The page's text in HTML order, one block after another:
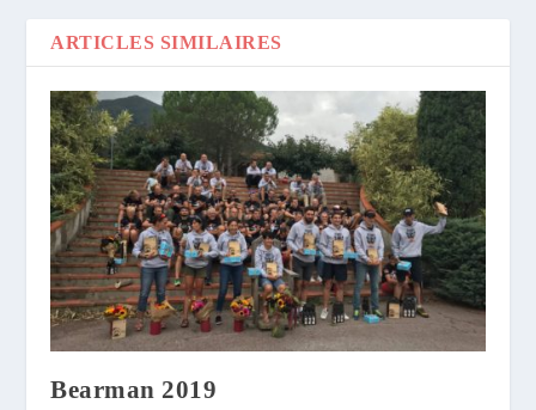
ARTICLES SIMILAIRES
Bearman 2019